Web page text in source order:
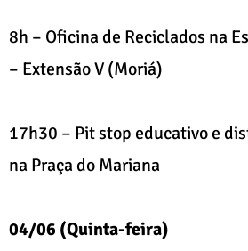
8h – Oficina de Reciclados na
– Extensão V (Moriá)
17h30 – Pit stop educativo e
na Praça do Mariana
04/06 (Quinta-feira)